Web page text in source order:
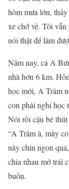
hôm mưa lớn,
xe chở về. Tôi
nói thật để làm
Năm nay, cả A
nhà hơn 6 km.
học mới, A Trâm
con phải nghỉ học
Nói rồi cậu bé
“A Trâm à, mày
này chín ngon
chia nhau mớ trái
buồn.